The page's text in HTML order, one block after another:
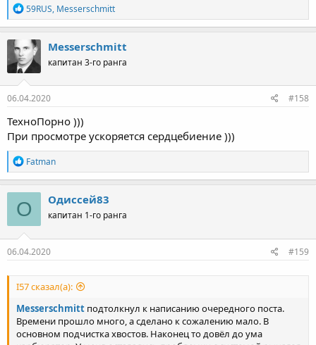
Р
е
а
ц
и
и
:
59RUS, Messerschmitt
Messerschmitt
капитан 3-го ранга
06.04.2020 #158
ТехноПорно )))
При просмотре ускоряется сердцебиение )))
Р
е
а
к
ц
и
и
:
Fatman
О Одиссей83
капитан 1-го ранга
06.04.2020 #159
I57 сказал(а):
Messerschmitt подтолкнул к написанию очередного поста.
Времени прошло много, а сделано к сожалению мало. В
основном подчистка хвостов. Наконец то довёл до ума